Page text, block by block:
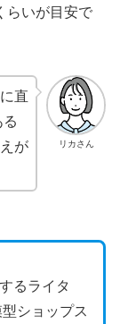
らいが目安で
リカさん
直
が
るライタ
ショップス